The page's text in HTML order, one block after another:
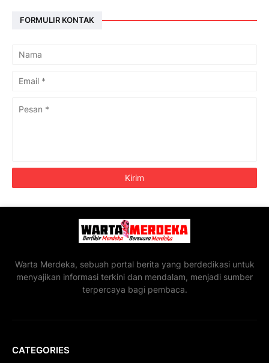
FORMULIR KONTAK
Warta Merdeka, sebuah portal berita yang berdedikasi untuk
menyajikan informasi terkini dan mendalam, menjadi sumber
terpercaya bagi pembaca.
CATEGORIES